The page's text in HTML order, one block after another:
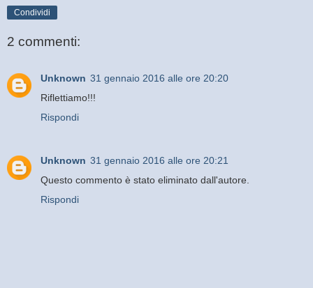
Condividi
2 commenti:
Unknown 31 gennaio 2016 alle ore 20:20
Riflettiamo!!!
Rispondi
Unknown 31 gennaio 2016 alle ore 20:21
Questo commento è stato eliminato dall'autore.
Rispondi